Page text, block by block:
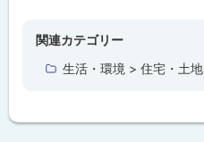
関連カテゴリー
生活・環境 > 住宅・土地